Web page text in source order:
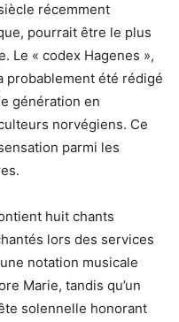
récemment
pourrait être le plus
Le « codex Hagenes »,
probablement été rédigé
génération en
norvégiens. Ce
parmi les
huit chants
lors des services
notation musicale
Marie, tandis qu’un
solennelle honorant